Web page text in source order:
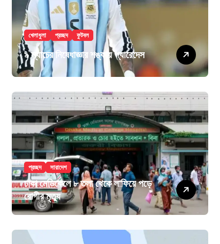
খেলাধুলা প্রচ্ছদ ফুটবল
৯ ম্যাচের নিষেধাজ্ঞার শঙ্কায় প্যারেদেস
প্রচ্ছদ সারাদেশ
ঢাকা মেডিকেলে ৮ তলা থেকে লাফিয়ে পড়ে
রোগীর মৃত্যু